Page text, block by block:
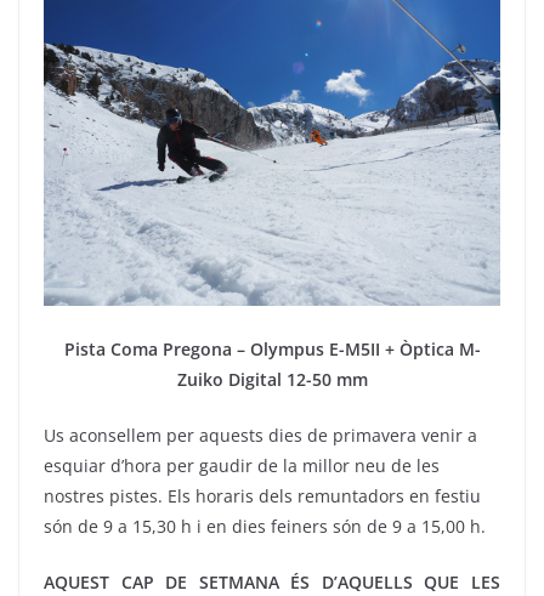
Pista Coma Pregona – Olympus E-M5II + Òptica M-
Zuiko Digital 12-50 mm
Us aconsellem per aquests dies de primavera venir a
esquiar d’hora per gaudir de la millor neu de les
nostres pistes. Els horaris dels remuntadors en festiu
són de 9 a 15,30 h i en dies feiners són de 9 a 15,00 h.
AQUEST CAP DE SETMANA ÉS D’AQUELLS QUE LES